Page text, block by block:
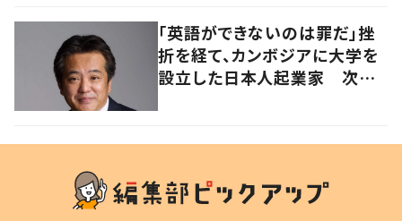
「英語ができないのは罪だ」挫
折を経て、カンボジアに大学を
設立した日本人起業家 次は